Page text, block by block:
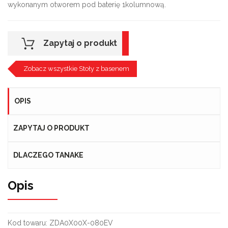
wykonanym otworem pod baterię 1kolumnową.
Zapytaj o produkt
Zobacz wszystkie Stoły z basenem
OPIS
ZAPYTAJ O PRODUKT
DLACZEGO TANAKE
Opis
Kod towaru: ZDA0X00X-080EV